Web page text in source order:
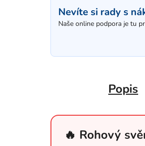
Nevíte si rady s
Naše online podpora je tu
Popis
🔥 Rohový